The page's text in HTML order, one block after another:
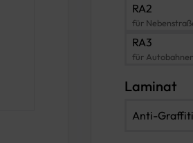
RA2
für
RA3
für
Laminat
Anti-Graffiti